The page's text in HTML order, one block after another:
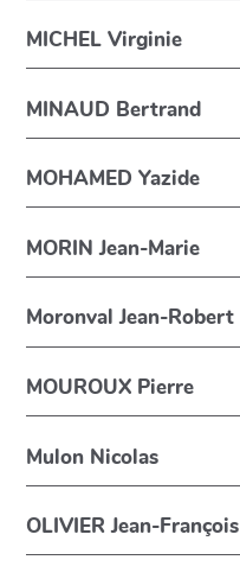
MICHEL Virginie
MINAUD Bertrand
MOHAMED Yazide
MORIN Jean-Marie
Moronval Jean-Robert
MOUROUX Pierre
Mulon Nicolas
OLIVIER Jean-François